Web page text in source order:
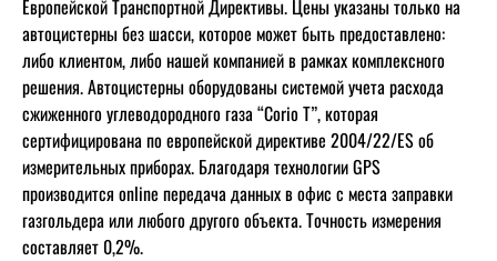
Европейской Транспортной Директивы. Цены указаны только на
автоцистерны без шасси, которое может быть предоставлено:
либо клиентом, либо нашей компанией в рамках комплексного
решения. Автоцистерны оборудованы системой учета расхода
сжиженного углеводородного газа “Corio T”, которая
сертифицирована по европейской директиве 2004/22/ES об
измерительных приборах. Благодаря технологии GPS
производится online передача данных в офис с места заправки
газгольдера или любого другого объекта. Точность измерения
составляет 0,2%.